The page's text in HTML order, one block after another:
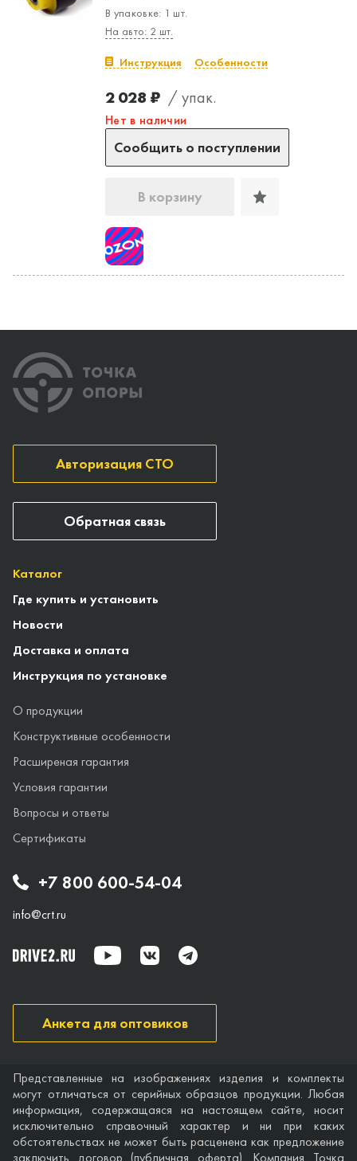
В упаковке: 1 шт.
На авто: 2 шт.
Инструкция Особенности
2 028 ₽ / упак.
Нет в наличии
Сообщить о поступлении
В корзину
+7 800 600-54-04
info@crt.ru
Каталог
Где купить и установить
Новости
Доставка и оплата
Инструкция по установке
О продукции
Конструктивные особенности
Расширеная гарантия
Условия гарантии
Вопросы и ответы
Сертификаты
Авторизация СТО
Анкета для оптовиков
Обратная связь
Представленные на изображениях изделия и комплекты
могут отличаться от серийных образцов продукции. Любая
информация, содержащаяся на настоящем сайте, носит
исключительно справочный характер и ни при каких
обстоятельствах не может быть расценена как предложение
заключить договор (публичная оферта). Компания Точка